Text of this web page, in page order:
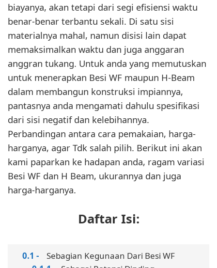
biayanya, akan tetapi dari segi efisiensi waktu
benar-benar terbantu sekali. Di satu sisi
materialnya mahal, namun disisi lain dapat
memaksimalkan waktu dan juga anggaran
anggran tukang. Untuk anda yang memutuskan
untuk menerapkan Besi WF maupun H-Beam
dalam membangun konstruksi impiannya,
pantasnya anda mengamati dahulu spesifikasi
dari sisi negatif dan kelebihannya.
Perbandingan antara cara pemakaian, harga-
harganya, agar Tdk salah pilih. Berikut ini akan
kami paparkan ke hadapan anda, ragam variasi
Besi WF dan H Beam, ukurannya dan juga
harga-harganya.
Daftar Isi:
Sebagian Kegunaan Dari Besi WF